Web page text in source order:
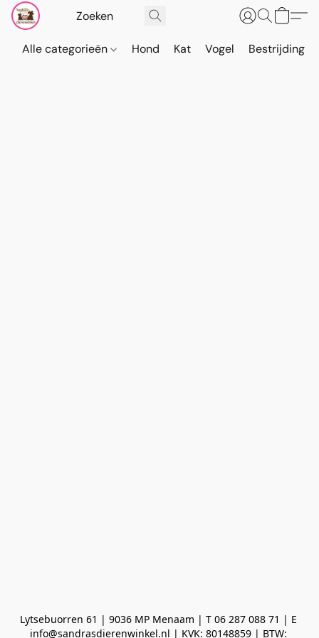
Alle categorieën Hond Kat Vogel Bestrijding
Lytsebuorren 61 | 9036 MP Menaam | T 06 287 088 71 | E
info@sandrasdierenwinkel.nl | KVK: 80148859 | BTW: